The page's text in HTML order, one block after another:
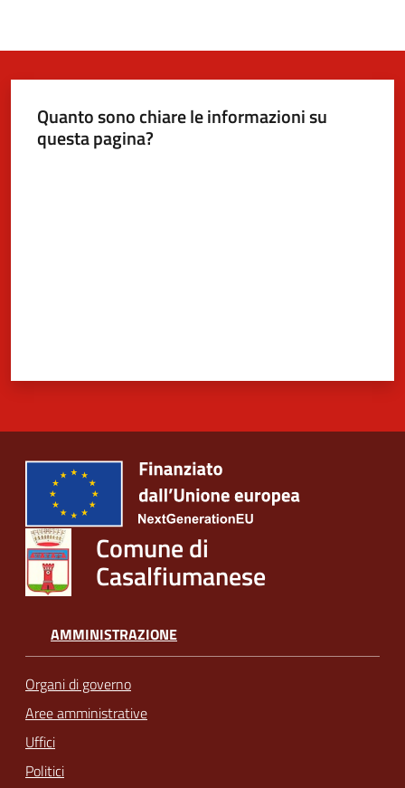
Quanto sono chiare le informazioni su
questa pagina?
Comune di
Casalfiumanese
AMMINISTRAZIONE
Organi di governo
Aree amministrative
Uffici
Politici